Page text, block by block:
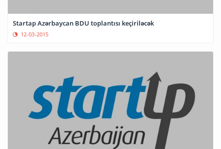
Startap Azərbaycan BDU toplantısı keçiriləcək
12-03-2015